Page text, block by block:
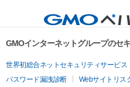
GMOインターネットグループのセ
世界初総合ネットセキュリティサービス
パスワード漏洩診断
Webサイトリス